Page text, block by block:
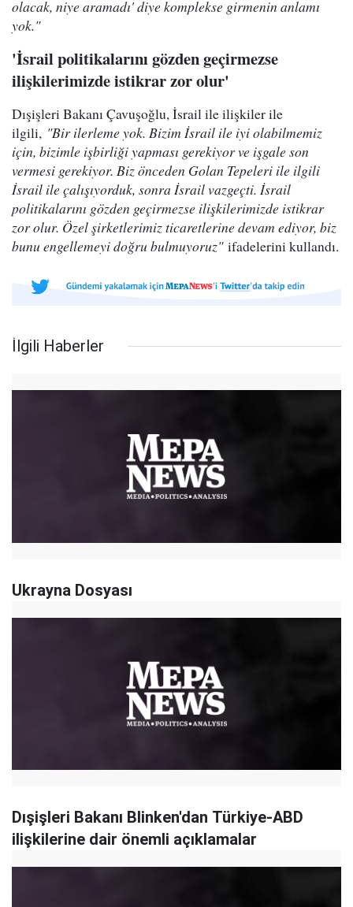
olacak, niye aramadı' diye komplekse girmenin anlamı
yok."
'İsrail politikalarını gözden geçirmezse
ilişkilerimizde istikrar zor olur'
Dışişleri Bakanı Çavuşoğlu, İsrail ile ilişkiler ile
ilgili, "Bir ilerleme yok. Bizim İsrail ile iyi olabilmemiz
için, bizimle işbirliği yapması gerekiyor ve işgale son
vermesi gerekiyor. Biz önceden Golan Tepeleri ile ilgili
İsrail ile çalışıyorduk, sonra İsrail vazgeçti. İsrail
politikalarını gözden geçirmezse ilişkilerimizde istikrar
zor olur. Özel şirketlerimiz ticaretlerine devam ediyor, biz
bunu engellemeyi doğru bulmuyoruz"ifadelerini kullandı.
İlgili Haberler
Ukrayna Dosyası
Dışişleri Bakanı Blinken'dan Türkiye-ABD
ilişkilerine dair önemli açıklamalar